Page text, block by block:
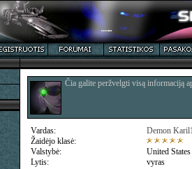
Čia galite peržvelgti visą informaciją
Vardas:
Žaidėjo klasė:
Valstybė:
Lytis:
Demon
United States
vyras